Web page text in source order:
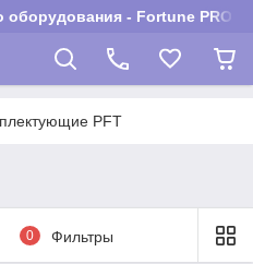
- Fortune PROM
PFT
0 Фильтры